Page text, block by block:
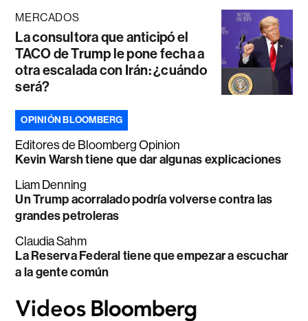
MERCADOS
La consultora que anticipó el
TACO de Trump le pone fecha a
otra escalada con Irán: ¿cuándo
será?
OPINIÓN BLOOMBERG
Editores de Bloomberg Opinion
Kevin Warsh tiene que dar algunas explicaciones
Liam Denning
Un Trump acorralado podría volverse contra las
grandes petroleras
Claudia Sahm
La Reserva Federal tiene que empezar a escuchar
a la gente común